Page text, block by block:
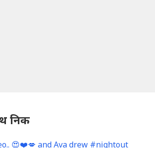
निक
😍❤️💋 and Ava drew #nightout